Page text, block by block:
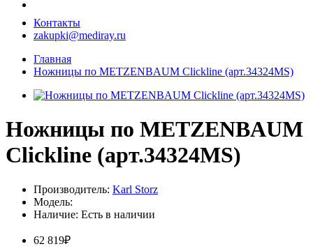
Контакты
zakupki@mediray.ru
Главная
Ножницы по METZENBAUM Clickline (арт.34324MS)
Ножницы по METZENBAUM
Clickline (арт.34324MS)
Производитель: Karl Storz
Модель:
Наличие: Есть в наличии
62 819₽